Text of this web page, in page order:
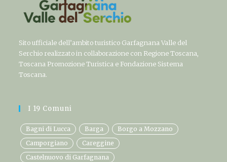
Sito ufficiale dell’ambito turistico Garfagnana Valle del
Serchio realizzato in collaborazione con Regione Toscana,
Toscana Promozione Turistica e Fondazione Sistema
Toscana.
I 19 Comuni
Bagni di Lucca Barga
Borgo a Mozzano
Camporgiano
Careggine
Castelnuovo di Garfagnana